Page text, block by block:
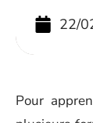
22/
Pour